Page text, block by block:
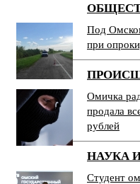
Под
при
Омичка
продала
рублей
НАУКА
Студент